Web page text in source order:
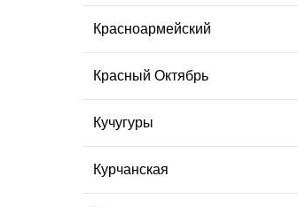
Красноармейский
Красный Октябрь
Кучугуры
Курчанская